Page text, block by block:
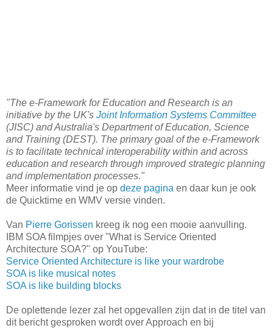
"The e-Framework for Education and Research is an
initiative by the UK's Joint Information Systems Committee
(JISC) and Australia's Department of Education, Science
and Training (DEST). The primary goal of the e-Framework
is to facilitate technical interoperability within and across
education and research through improved strategic planning
and implementation processes."
Meer informatie vind je op deze pagina en daar kun je ook
de Quicktime en WMV versie vinden.
Van Pierre Gorissen kreeg ik nog een mooie aanvulling.
IBM SOA filmpjes over "What is Service Oriented
Architecture SOA?" op YouTube:
Service Oriented Architecture is like your wardrobe
SOA is like musical notes
SOA is like building blocks
De oplettende lezer zal het opgevallen zijn dat in de titel van
dit bericht gesproken wordt over Approach en bij